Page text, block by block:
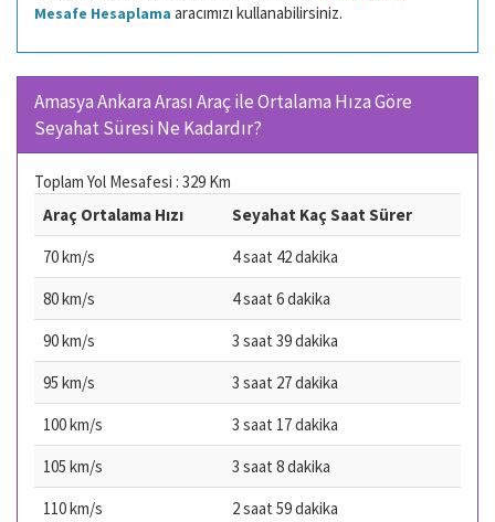
Mesafe Hesaplama aracımızı kullanabilirsiniz.
Amasya Ankara Arası Araç ile Ortalama Hıza Göre
Seyahat Süresi Ne Kadardır?
Toplam Yol Mesafesi : 329 Km
Araç Ortalama Hızı
Seyahat Kaç Saat Sürer
70 km/s
4 saat 42 dakika
80 km/s
4 saat 6 dakika
90 km/s
3 saat 39 dakika
95 km/s
3 saat 27 dakika
100 km/s
3 saat 17 dakika
105 km/s
3 saat 8 dakika
110 km/s
2 saat 59 dakika